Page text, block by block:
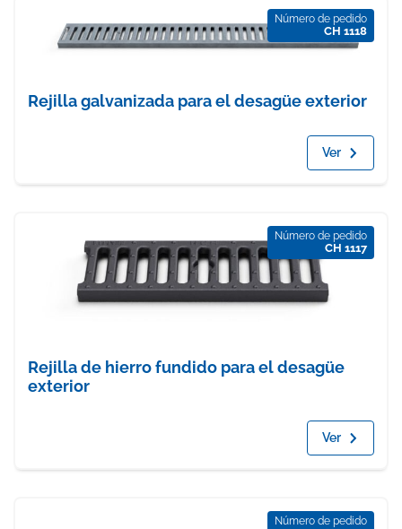
Número de pedido
CH 1118
Rejilla galvanizada para el desagüe exterior
Ver
Número de pedido
CH 1117
Rejilla de hierro fundido para el desagüe
exterior
Ver
Número de pedido